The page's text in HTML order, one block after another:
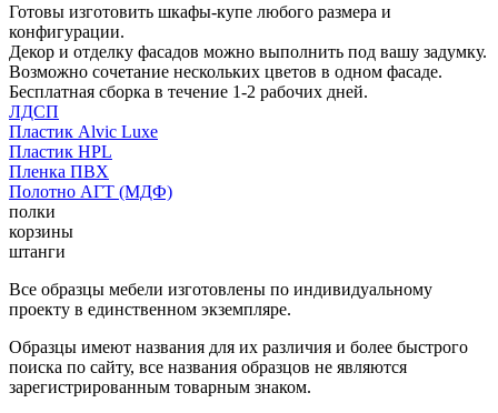
Готовы изготовить шкафы-купе любого размера и
конфигурации.
Декор и отделку фасадов можно выполнить под вашу задумку.
Возможно сочетание нескольких цветов в одном фасаде.
Бесплатная сборка в течение 1-2 рабочих дней.
ЛДСП
Пластик Alvic Luxe
Пластик HPL
Пленка ПВХ
Полотно АГТ (МДФ)
полки
корзины
штанги
Все образцы мебели изготовлены по индивидуальному
проекту в единственном экземпляре.
Образцы имеют названия для их различия и более быстрого
поиска по сайту, все названия образцов не являются
зарегистрированным товарным знаком.